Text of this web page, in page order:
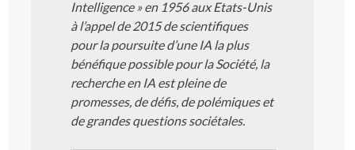
Intelligence » en 1956 aux Etats-Unis
à l’appel de 2015 de scientifiques
pour la poursuite d’une IA la plus
bénéfique possible pour la Société, la
recherche en IA est pleine de
promesses, de défis, de polémiques et
de grandes questions sociétales.